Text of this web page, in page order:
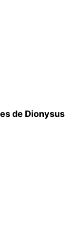
de Dionysus